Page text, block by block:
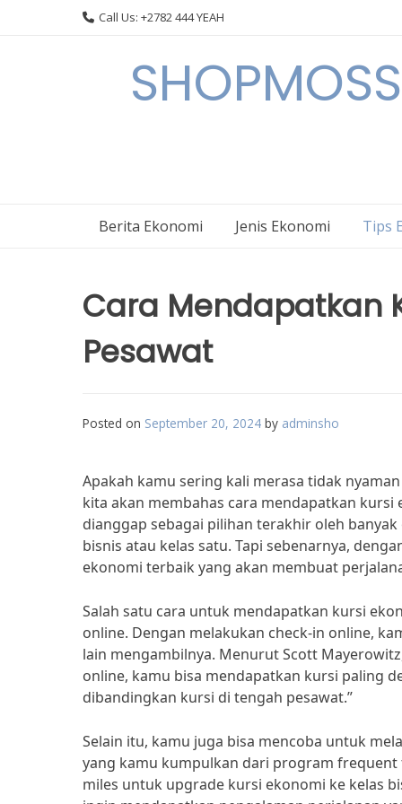
Call Us: +2782 444 YEAH
Berita Ekonomi Jenis Ekonomi Tips
Cara Mendapatkan
Pesawat
Posted on September 20, 2024 by adminsho
Apakah kamu sering kali merasa tidak
kita akan membahas cara mendapatkan
dianggap sebagai pilihan terakhir oleh
bisnis atau kelas satu. Tapi sebenarnya,
ekonomi terbaik yang akan membuat
Salah satu cara untuk mendapatkan kursi
online. Dengan melakukan check-in online,
lain mengambilnya. Menurut Scott
online, kamu bisa mendapatkan kursi paling
dibandingkan kursi di tengah pesawat.”
Selain itu, kamu juga bisa mencoba untuk
yang kamu kumpulkan dari program frequent
miles untuk upgrade kursi ekonomi ke kelas